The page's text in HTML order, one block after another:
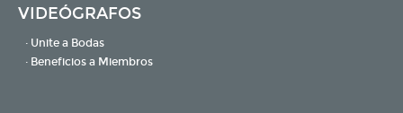
VIDEÓGRAFOS
· Unite a Bodas
· Beneficios a Miembros